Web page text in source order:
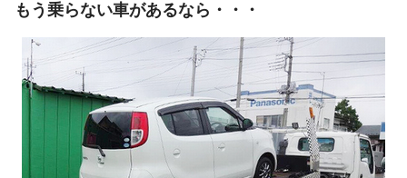
もう乗らない車があるなら・・・